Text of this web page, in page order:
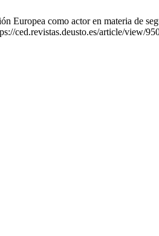
Europea como actor en materia de
ced.revistas.deusto.es/article/view/